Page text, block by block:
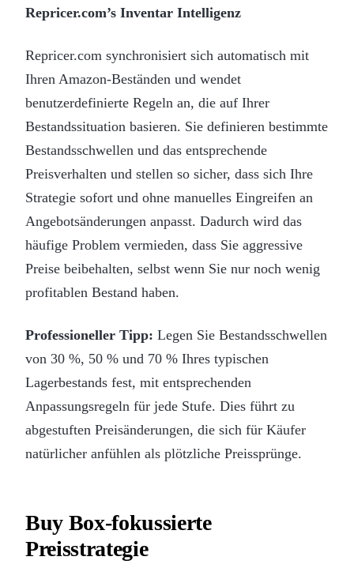
Repricer.com’s Inventar Intelligenz
Repricer.com synchronisiert sich automatisch mit
Ihren Amazon-Beständen und wendet
benutzerdefinierte Regeln an, die auf Ihrer
Bestandssituation basieren. Sie definieren bestimmte
Bestandsschwellen und das entsprechende
Preisverhalten und stellen so sicher, dass sich Ihre
Strategie sofort und ohne manuelles Eingreifen an
Angebotsänderungen anpasst. Dadurch wird das
häufige Problem vermieden, dass Sie aggressive
Preise beibehalten, selbst wenn Sie nur noch wenig
profitablen Bestand haben.
Professioneller Tipp: Legen Sie Bestandsschwellen
von 30 %, 50 % und 70 % Ihres typischen
Lagerbestands fest, mit entsprechenden
Anpassungsregeln für jede Stufe. Dies führt zu
abgestuften Preisänderungen, die sich für Käufer
natürlicher anfühlen als plötzliche Preissprünge.
Buy Box-fokussierte
Preisstrategie